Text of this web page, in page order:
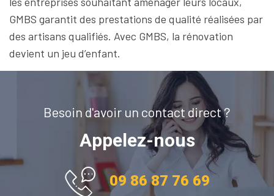
GMBS garantit des prestations de qualité réalisées par
des artisans qualifiés. Avec GMBS, la rénovation
devient un jeu d’enfant.
Besoin d'avoir un contact direct ?
Appelez-nous
09 86 87 76 69